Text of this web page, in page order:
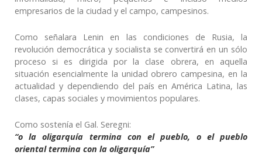
empresarios de la ciudad y el campo, campesinos.
Como señalara Lenin en las condiciones de Rusia, la
revolución democrática y socialista se convertirá en un sólo
proceso si es dirigida por la clase obrera, en aquella
situación esencialmente la unidad obrero campesina, en la
actualidad y dependiendo del país en América Latina, las
clases, capas sociales y movimientos populares.
Como sostenía el Gal. Seregni:
“o la oligarquía termina con el pueblo, o el pueblo
oriental termina con la oligarquía”